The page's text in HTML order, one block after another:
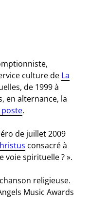
culture de La
de 1999 à
en alternance, la
poste.
de juillet 2009
consacré à
voie spirituelle ? ».
religieuse.
Music Awards